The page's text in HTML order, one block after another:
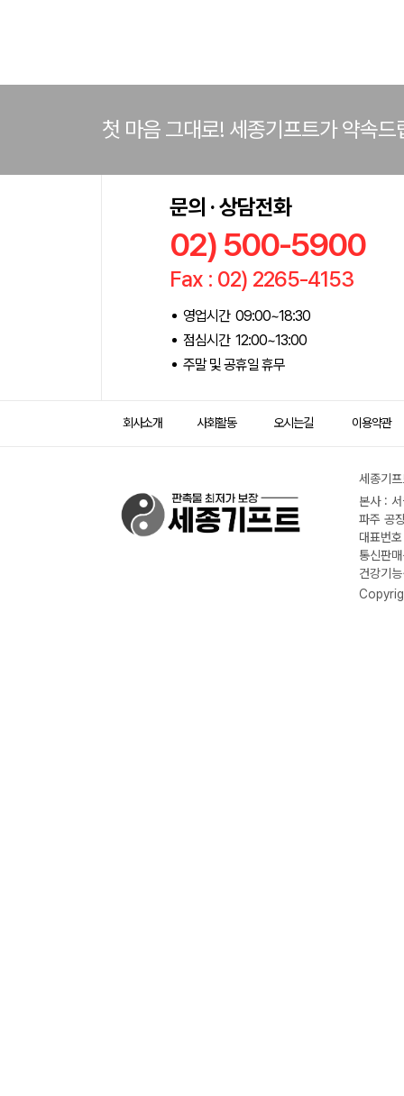
첫 마음 그대로! 세종기프트가 약속드
문의 · 상담전화
02) 500-5900
Fax : 02) 2265-4153
영업시간 09:00~18:30
점심시간 12:00~13:00
주말 및 공휴일 휴무
회사소개 사회활동 오시는길 이용약관
세종기
본사 :
파주 공
대표번
통신판
건강기